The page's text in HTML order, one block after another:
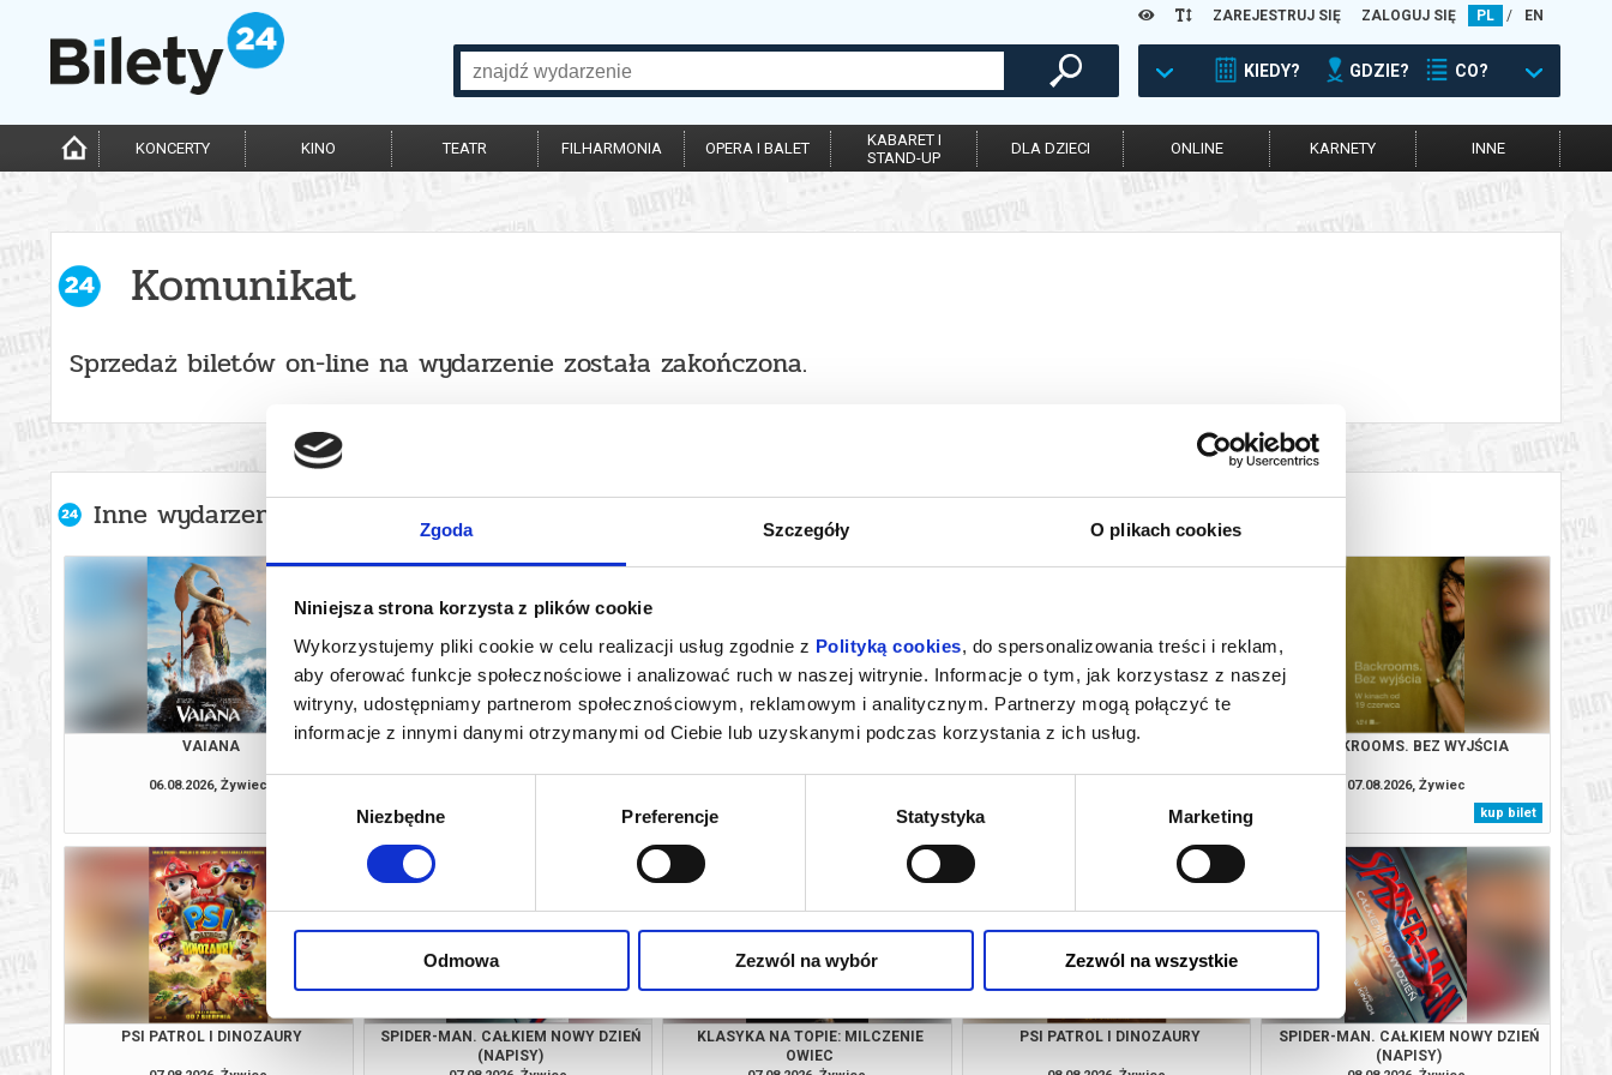
Zgoda Szczegóły O plikach cookies
Niniejsza strona korzysta z plików cookie
Wykorzystujemy pliki cookie w celu realizacji usług zgodnie z Polityką cookies, do spersonalizowania treści i reklam,
aby oferować funkcje społecznościowe i analizować ruch w naszej witrynie. Informacje o tym, jak korzystasz z naszej
witryny, udostępniamy partnerom społecznościowym, reklamowym i analitycznym. Partnerzy mogą połączyć te
informacje z innymi danymi otrzymanymi od Ciebie lub uzyskanymi podczas korzystania z ich usług.
Wybór
Niezbędne Preferencje Statystyka Marketing
Odmowa Zezwól na wybór Zezwól na wszystkie
ZAREJESTRUJ SIĘ ZALOGUJ SIĘ PL / EN
KIEDY? GDZIE? CO?
KONCERTY KINO TEATR FILHARMONIA OPERA I BALET
KABARET I
STAND-UP
DLA DZIECI ONLINE KARNETY INNE
Komunikat
Sprzedaż biletów on-line na wydarzenie została zakończona.
Inne wydarzenia organizatora
VAIANA
06.08.2026, Żywiec
SPIDER-MAN. CAŁKIEM NOWY DZIEŃ
kup bilet
O CZYM SOBIE NIE MÓWIMY
kup bilet
ODYSEJA
kup bilet
BACKROOMS. BEZ WYJŚCIA
07.08.2026, Żywiec
kup bilet
PSI PATROL I DINOZAURY
SPIDER-MAN. CAŁKIEM NOWY DZIEŃ
(NAPISY)
KLASYKA NA TOPIE: MILCZENIE
OWIEC
PSI PATROL I DINOZAURY
SPIDER-MAN. CAŁKIEM NOWY DZIEŃ
(NAPISY)